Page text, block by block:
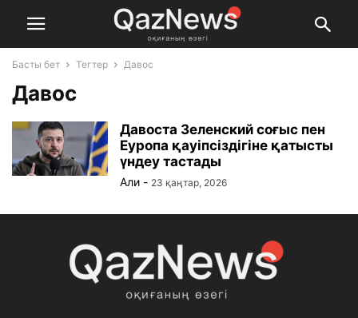
Басты бет Тегтер Давос
Давос
Давоста Зеленский соғыс пен
Еуропа қауіпсіздігіне қатысты
үндеу тастады
Али - 23 қаңтар, 2026